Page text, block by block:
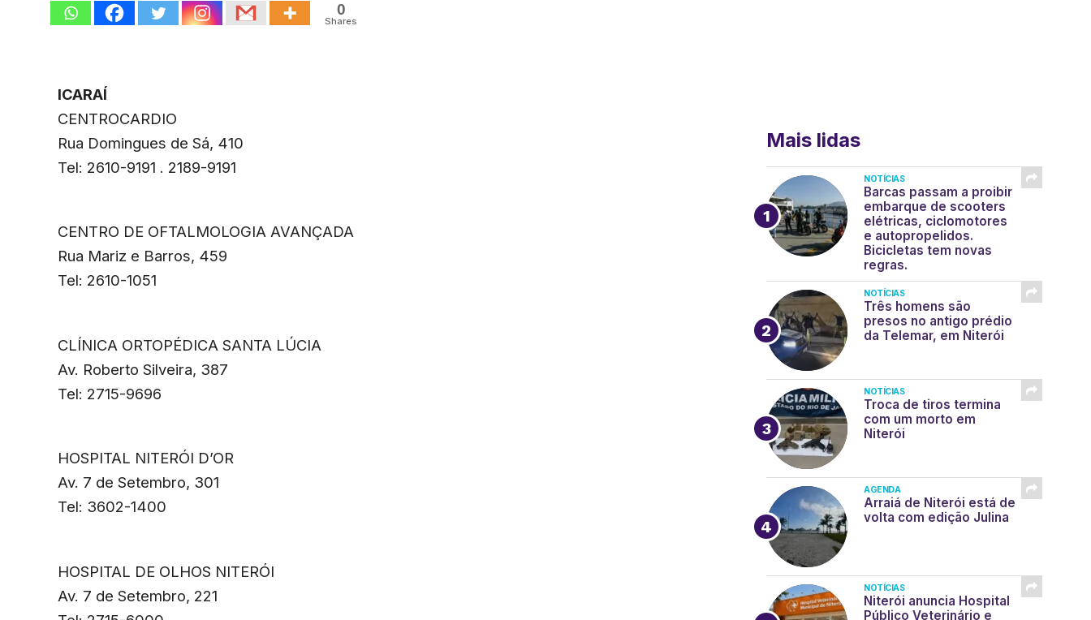
0
Shares
ICARAÍ
CENTROCARDIO
Rua Domingues de Sá, 410
Tel: 2610-9191 . 2189-9191
CENTRO DE OFTALMOLOGIA AVANÇADA
Rua Mariz e Barros, 459
Tel: 2610-1051
CLÍNICA ORTOPÉDICA SANTA LÚCIA
Av. Roberto Silveira, 387
Tel: 2715-9696
HOSPITAL NITERÓI D’OR
Av. 7 de Setembro, 301
Tel: 3602-1400
HOSPITAL DE OLHOS NITERÓI
Av. 7 de Setembro, 221
Mais lidas
NOTÍCIAS
Barcas passam a proibir
embarque de scooters
elétricas, ciclomotores
e autopropelidos.
Bicicletas tem novas
regras.
NOTÍCIAS
Três homens são
presos no antigo prédio
da Telemar, em Niterói
NOTÍCIAS
Troca de tiros termina
com um morto em
Niterói
AGENDA
Arraiá de Niterói está de
volta com edição Julina
NOTÍCIAS
Niterói anuncia Hospital
Público Veterinário e